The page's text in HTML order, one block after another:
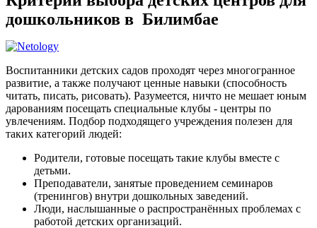
дошкольников в Билимбае
Воспитанники детских садов проходят через многогранное
развитие, а также получают ценные навыки (способность
читать, писать, рисовать). Разумеется, ничто не мешает юным
дарованиям посещать специальные клубы - центры по
увлечениям. Подбор подходящего учреждения полезен для
таких категорий людей:
Родители, готовые посещать такие клубы вместе с
детьми.
Преподаватели, занятые проведением семинаров
(тренингов) внутри дошкольных заведений.
Люди, наслышанные о распространённых проблемах с
работой детских организаций.